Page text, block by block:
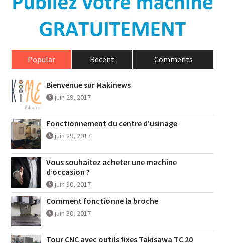
Popular Recent Comments
Bienvenue sur Makinews
juin 29, 2017
Fonctionnement du centre d’usinage
juin 29, 2017
Vous souhaitez acheter une machine
d’occasion ?
juin 30, 2017
Comment fonctionne la broche
juin 30, 2017
Tour CNC avec outils fixes Takisawa TC 20